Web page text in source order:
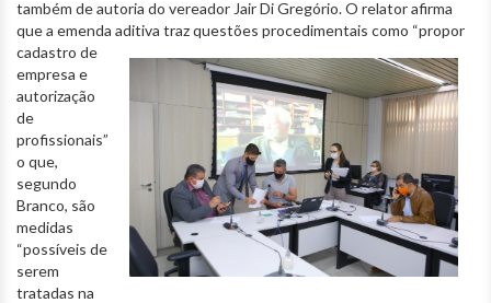
também de autoria do vereador Jair Di Gregório. O relator afirma
que a emenda aditiva trazquestões procedimentais como “propor
cadastro de
empresa e
autorização
de
profissionais”
o que,
segundo
Branco, são
medidas
“possíveis de
serem
tratadas na